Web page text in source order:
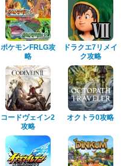
ポケモンFRLG攻
略
ドラクエ7リメイ
ク攻略
コードヴェイン2
攻略
オクトラ0攻略